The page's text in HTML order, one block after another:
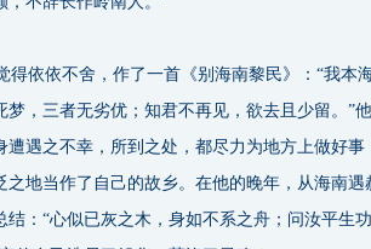
依依不舍，作了一首《别海南黎民》：“我本
，三者无劣优；知君不再见，欲去且少留。”
遇之不幸，所到之处，都尽力为地方上做好事
地当作了自己的故乡。在他的晚年，从海南遇
：“心似已灰之木，身如不系之舟；问汝平生